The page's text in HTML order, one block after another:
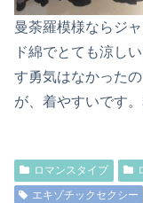
曼荼羅模様ならジ
ド綿でとても涼し
す勇気はなかった
が、着やすいです
ロマンスタイプ
エキゾチックセクシー